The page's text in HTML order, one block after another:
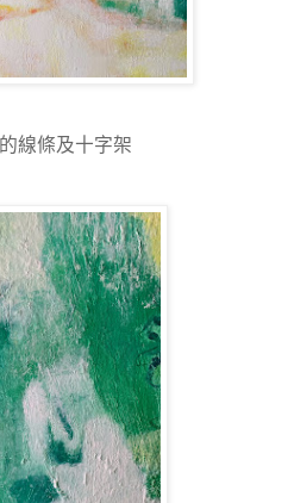
線條及十字架